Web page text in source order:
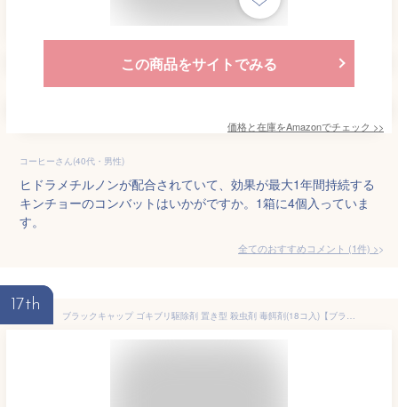
この商品をサイトでみる
価格と在庫をAmazonでチェック >>
コーヒーさん(40代・男性)
ヒドラメチルノンが配合されていて、効果が最大1年間持続する
キンチョーのコンバットはいかがですか。1箱に4個入っていま
す。
全てのおすすめコメント (1件) >
17th
ブラックキャップ ゴキブリ駆除剤 置き型 殺虫剤 毒餌剤(18コ入)【ブラックキャップ】[ゴキブリ 殺虫剤 駆除剤 ベイト剤 退治 対策 室内 1年]